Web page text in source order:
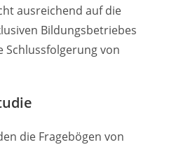
ausreichend auf die
Bildungsbetriebes
Schlussfolgerung von
die Fragebögen von